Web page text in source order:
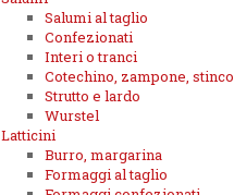
Salumi al taglio
Confezionati
Interi o tranci
Cotechino, zampone, stinco
Strutto e lardo
Wurstel
Latticini
Burro, margarina
Formaggi al taglio